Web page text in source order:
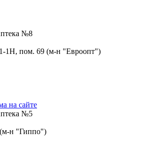
№8
1Н, пом. 69 (м-н "Евроопт")
на сайте
№5
н "Гиппо")